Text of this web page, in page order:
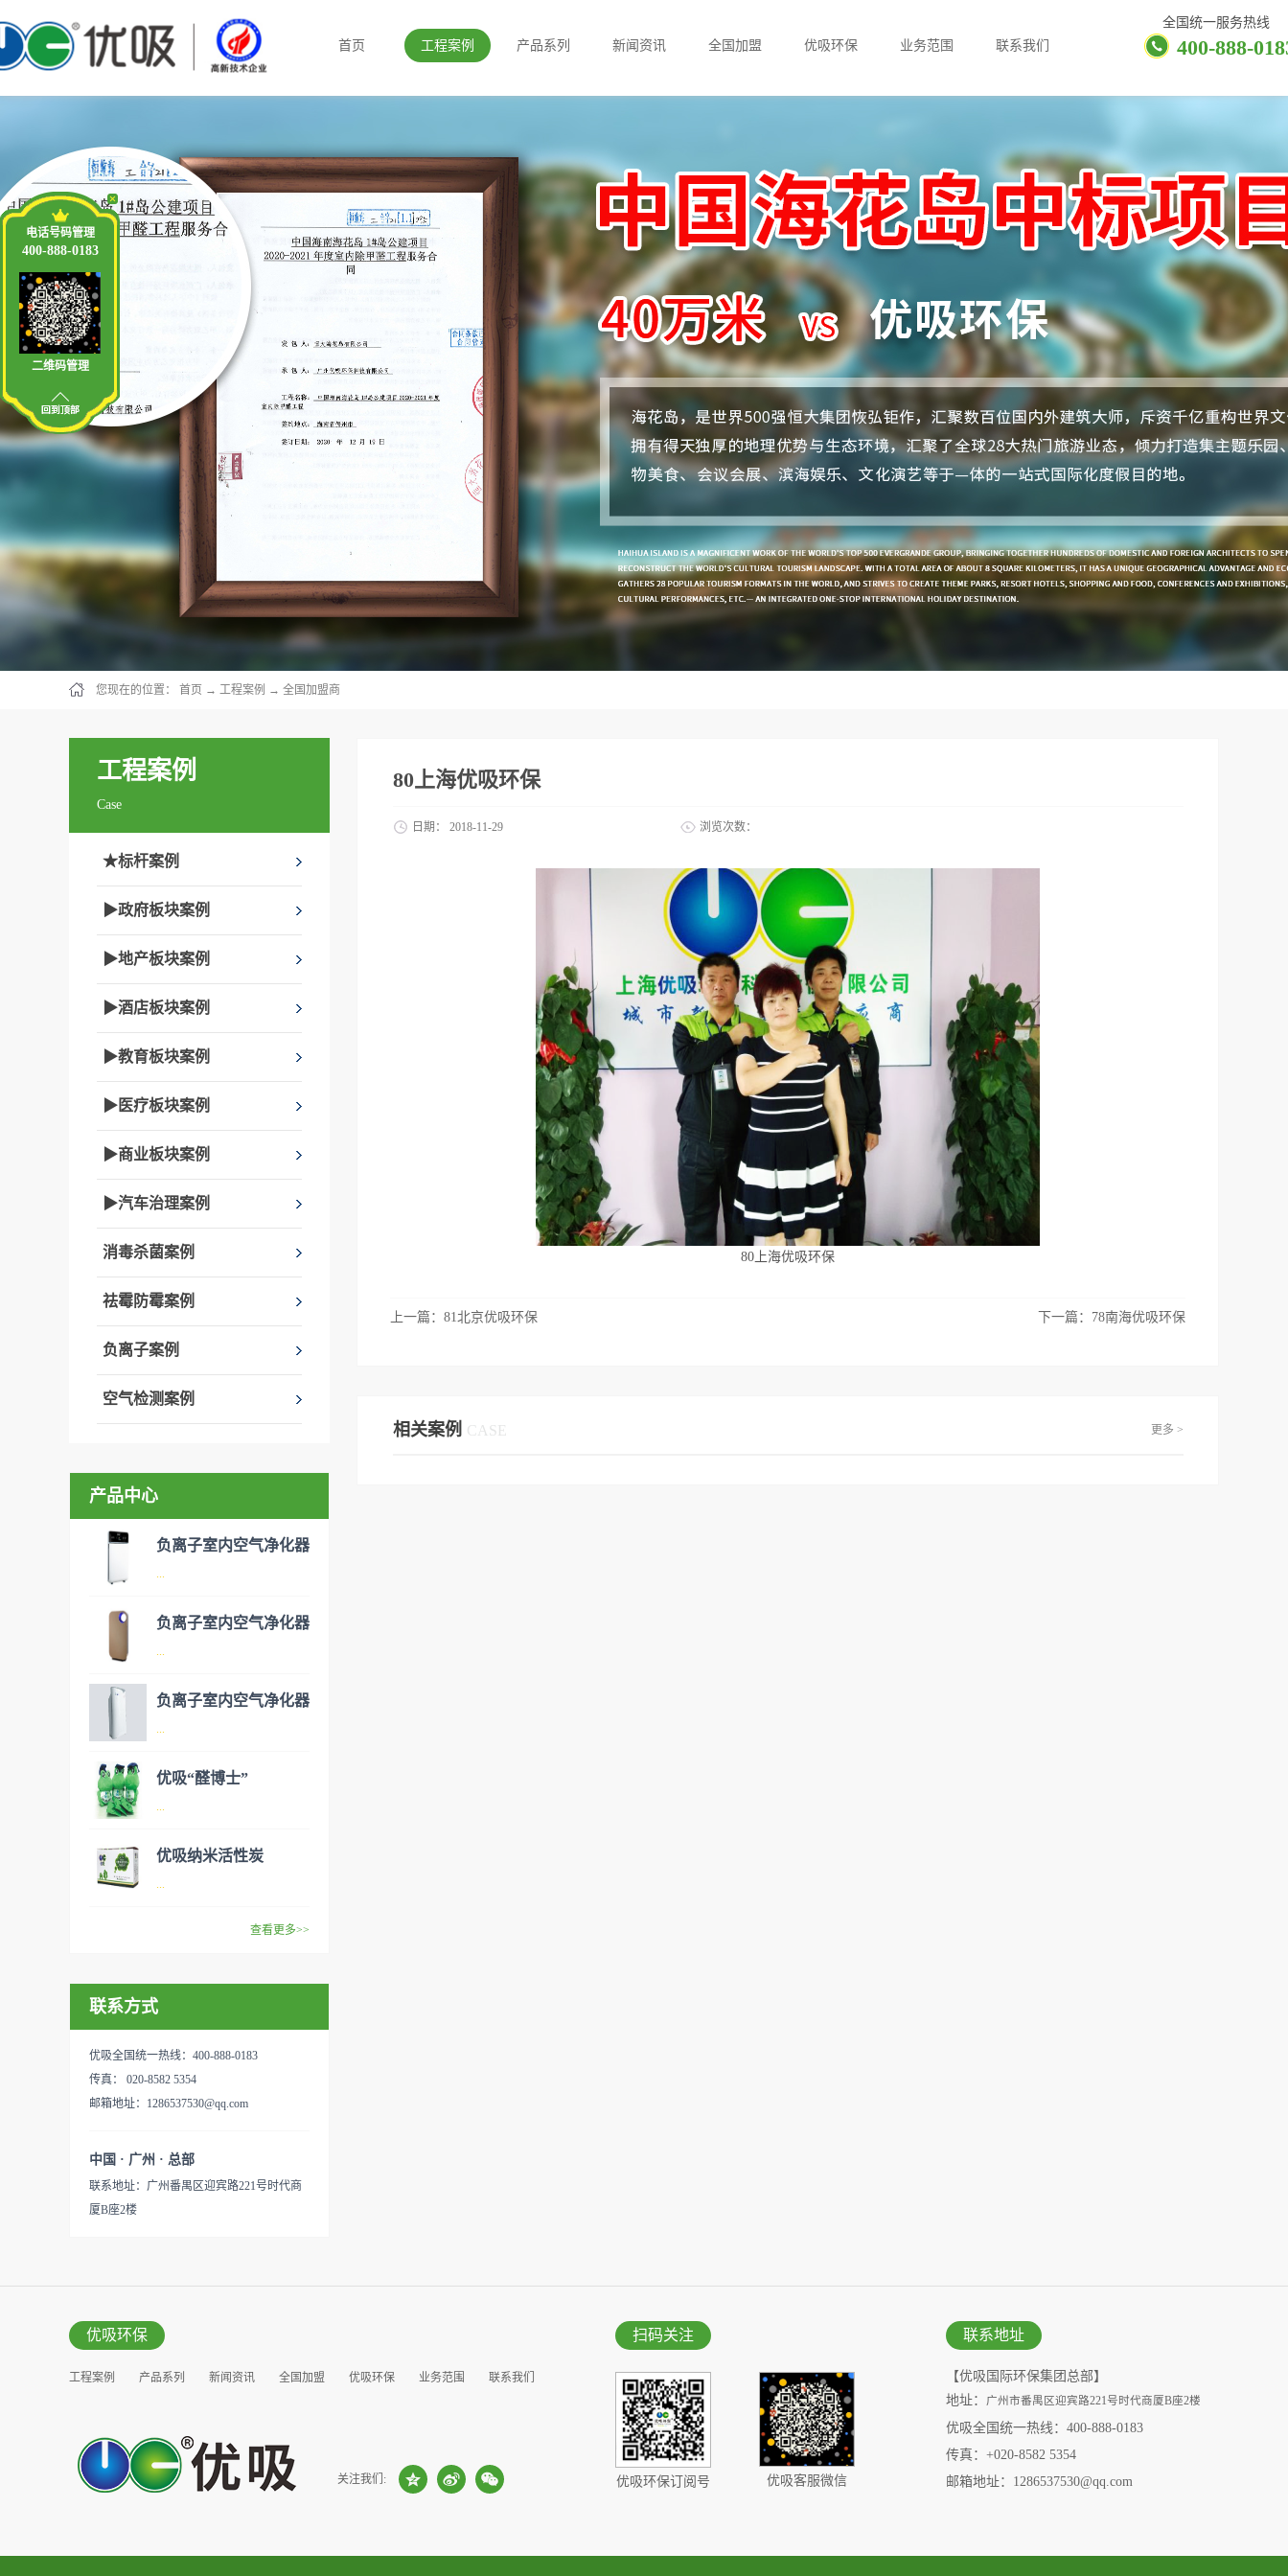
全国统一服务热线
400-888-
首页 工程案例 产品系列 新闻资讯 全国加盟 优吸环保 业务范围 联系我们
您现在的位置： 首页 → 工程案例 → 全国加盟商
工程案例
Case
★标杆案例
▶政府板块案例
▶地产板块案例
▶酒店板块案例
▶教育板块案例
▶医疗板块案例
▶商业板块案例
▶汽车治理案例
消毒杀菌案例
祛霉防霉案例
负离子案例
空气检测案例
产品中心
负离子室内空气净化器
...
般包括PM2.5、粉尘、花粉、
高空气清洁度的效果。主要功
能：除甲醛/除异味/杀菌应用
所、使用方法：见产品说明手
册
负离子室内空气净化器
...
般包括PM2.5、粉尘、花粉、
高空气清洁度的效果。主要功
能：除甲醛/除异味/杀菌应用
所、使用方法：见产品说明手
负离子室内空气净化器
...
般包括PM2.5、粉尘、花粉、
效去除挥发性有机物，有效提
所、使用方法：见产品说明手
优吸“醛博士”
...
在甲醛领域是非常专业的一位
以辅助净化空气，醛博士一肚
用。放在车里不仅能装饰更能
的研发出治理甲醛的产品，而
我们的“醛博士”就担此重任。
产
优吸纳米活性炭
...
无定形碳，也有排列规整的晶
体碳。优吸活性炭具有较强的
吸附性，广泛应用于生产、生
活中。主要功能：吸附异味应
用范围：汽车、冰箱、食品
查看更多>>
联系方式
优吸全国统一热线：400-888-0183
传真： 020-8582 5354
邮箱地址：1286537530@qq.com
中国 · 广州 · 总部
联系地址：广州番禺区迎宾路221号时代商
厦B座2楼
80上海优吸环保
日期： 2018-11-29 浏览次数：
80上海优吸环保
上一篇： 81北京优吸环保 下一篇： 78南海优吸环保
相关案例 CASE 更多 >
优吸环保
工程案例 产品系列 新闻资讯 全国加盟 优吸环保 业务范围
联系我们
关注我们:
扫码关注
优吸环保订阅号 优吸客服微信
联系地址
【优吸国际环保集团总部】
地址：
广州市番禺区迎宾路221号时代商厦B座2楼
优吸全国统一热线：400-888-0183
传真：+020-8582 5354
邮箱地址：1286537530@qq.com
电话号码管理
400-888-0183
二维码管理